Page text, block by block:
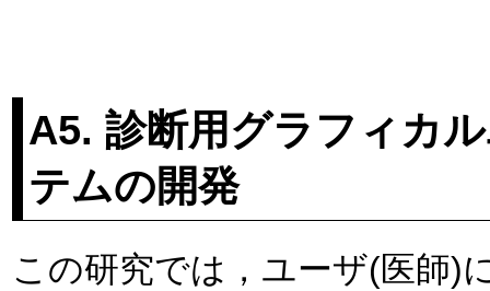
A5. 診断用グラフィカ
テムの開発
この研究では，ユーザ(医師)